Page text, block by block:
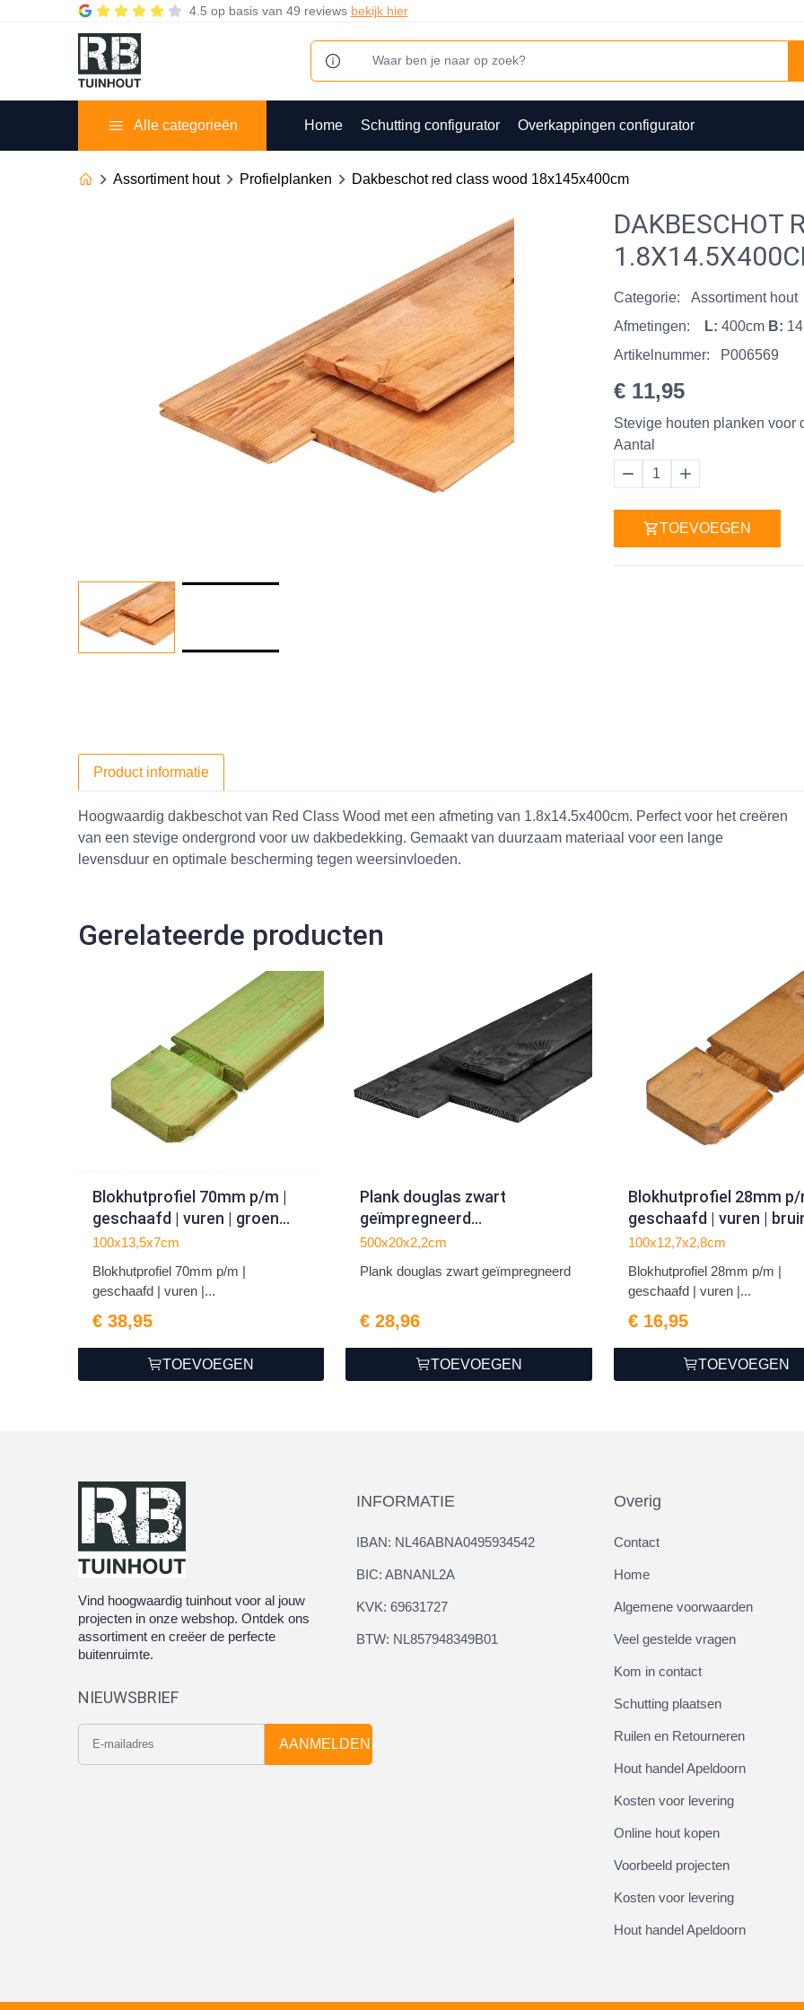
4.5 op basis van 49 reviews bekijk hier
Alle categorieën Home Schutting configurator Overkappingen configurator
Assortiment hout Profielplanken Dakbeschot red class wood 18x145x400cm
DAKBESCHOT
Categorie:
Assortiment hout
Afmetingen:
L: 400cm B:
Artikelnummer:
P006569
€ 11,95
Stevige houten planken voor
Aantal
1
TOEVOEGEN
Product informatie
Hoogwaardig dakbeschot van Red Class Wood met een afmeting van 1.8x14.5x400cm. Perfect voor het creëren
van een stevige ondergrond voor uw dakbedekking. Gemaakt van duurzaam materiaal voor een lange
levensduur en optimale bescherming tegen weersinvloeden.
Gerelateerde producten
Blokhutprofiel 70mm p/m |
geschaafd | vuren | groen
geïmpregneerd
100x13,5x7cm
Blokhutprofiel 70mm p/m |
geschaafd | vuren |...
€ 38,95
TOEVOEGEN
Plank douglas zwart
geïmpregneerd
2.2x20.0x500cm
500x20x2,2cm
Plank douglas zwart geïmpregneerd
€ 28,96
TOEVOEGEN
Blokhutprofiel 28mm p/
geschaafd | vuren |
geïmpregneerd
100x12,7x2,8cm
Blokhutprofiel 28mm p/m |
geschaafd | vuren |...
€ 16,95
TOEVOEGEN
Vind hoogwaardig tuinhout voor al jouw
projecten in onze webshop. Ontdek ons
assortiment en creëer de perfecte
buitenruimte.
NIEUWSBRIEF
AANMELDEN
INFORMATIE
IBAN: NL46ABNA0495934542
BIC: ABNANL2A
KVK: 69631727
BTW: NL857948349B01
Overig
Contact
Home
Algemene voorwaarden
Veel gestelde vragen
Kom in contact
Schutting plaatsen
Ruilen en Retourneren
Hout handel Apeldoorn
Kosten voor levering
Online hout kopen
Voorbeeld projecten
Kosten voor levering
Hout handel Apeldoorn